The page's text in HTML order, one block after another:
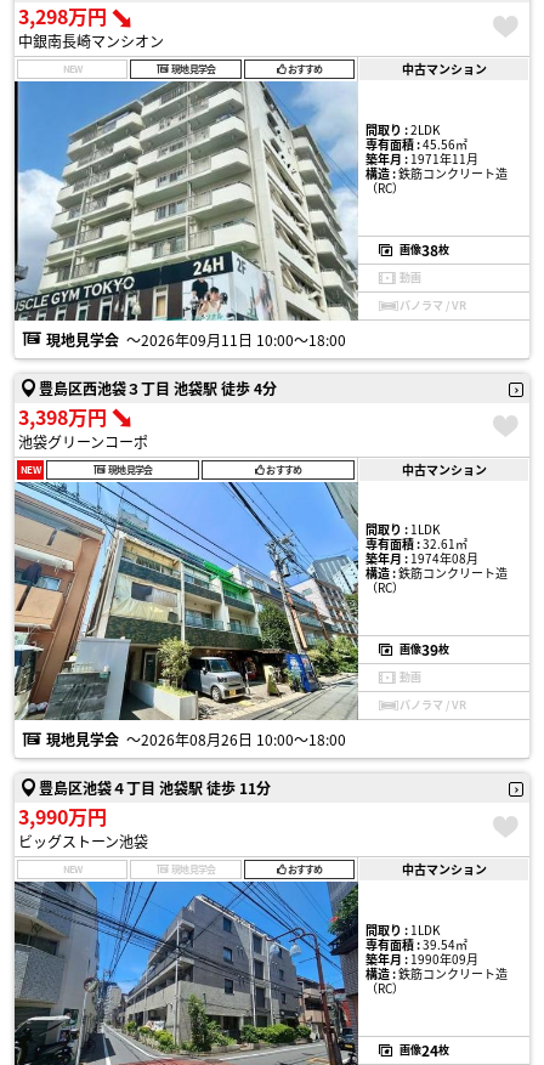
3,298万円
中銀南長崎マンシオン
NEW 現地見学会 おすすめ 中古マンション
間取り :2LDK
専有面積 :45.56㎡
築年月 :1971年11月
構造 :鉄筋コンクリート造
（RC）
画像38枚
動画
パノラマ / VR
現地見学会 〜2026年09月11日 10:00〜18:00
豊島区西池袋３丁目 池袋駅 徒歩 4分
3,398万円
池袋グリーンコーポ
NEW 現地見学会 おすすめ 中古マンション
間取り :1LDK
専有面積 :32.61㎡
築年月 :1974年08月
構造 :鉄筋コンクリート造
（RC）
画像39枚
動画
パノラマ / VR
現地見学会 〜2026年08月26日 10:00〜18:00
豊島区池袋４丁目 池袋駅 徒歩 11分
3,990万円
ビッグストーン池袋
NEW 現地見学会 おすすめ 中古マンション
間取り :1LDK
専有面積 :39.54㎡
築年月 :1990年09月
構造 :鉄筋コンクリート造
（RC）
画像24枚